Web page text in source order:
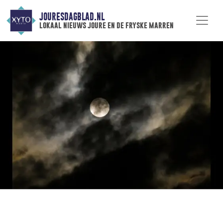
JOURESDAGBLAD.NL
lokaal nieuws joure en de fryske marren